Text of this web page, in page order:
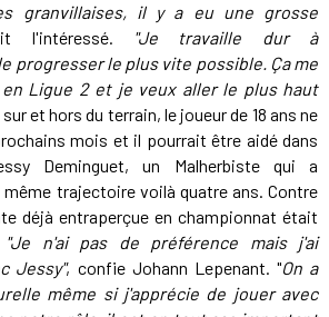
granvillaises, il y a eu une grosse
l'intéressé.
"Je travaille dur à
progresser le plus vite possible. Ça me
Ligue 2 et je veux aller le plus haut
et hors du terrain, le joueur de 18 ans ne
mois et il pourrait être aidé dans
Deminguet, un Malherbiste qui a
même trajectoire voilà quatre ans. Contre
déjà entraperçue en championnat était
"Je n'ai pas de préférence mais j'ai
Jessy", confie Johann Lepenant. "On a
même si j'apprécie de jouer avec